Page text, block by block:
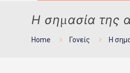
Η σημασία της
Home Γονείς Η